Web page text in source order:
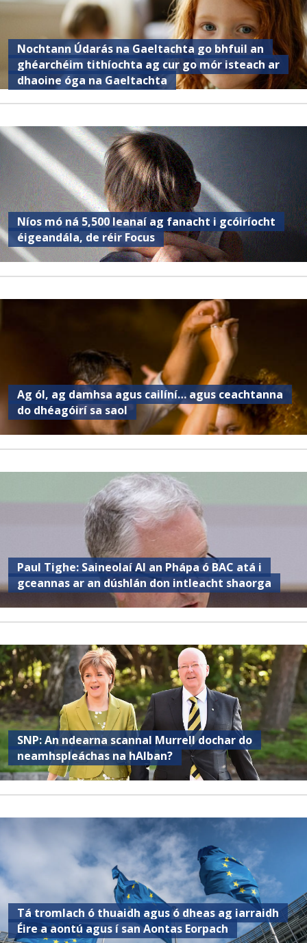
Nochtann Údarás na Gaeltachta go bhfuil an
ghéarchéim tithíochta ag cur go mór isteach ar
dhaoine óga na Gaeltachta
Níos mó ná 5,500 leanaí ag fanacht i gcóiríocht
éigeandála, de réir Focus
Ag ól, ag damhsa agus cailíní… agus ceachtanna
do dhéagóirí sa saol
Paul Tighe: Saineolaí AI an Phápa ó BAC atá i
gceannas ar an dúshlán don intleacht shaorga
SNP: An ndearna scannal Murrell dochar do
neamhspleáchas na hAlban?
Tá tromlach ó thuaidh agus ó dheas ag iarraidh
Éire a aontú agus í san Aontas Eorpach